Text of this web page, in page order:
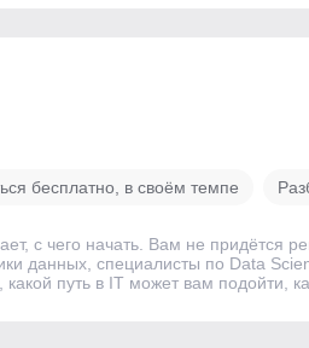
бесплатно, в своём темпе
с чего начать. Вам не придётся
данных, специалисты по Data
путь в IT может вам подойти,